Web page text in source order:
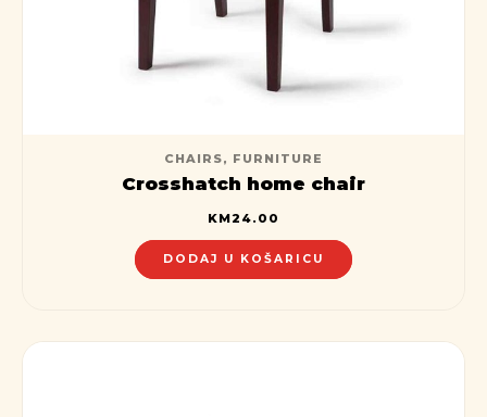
CHAIRS, FURNITURE
Crosshatch home chair
KM24.00
DODAJ U KOŠARICU